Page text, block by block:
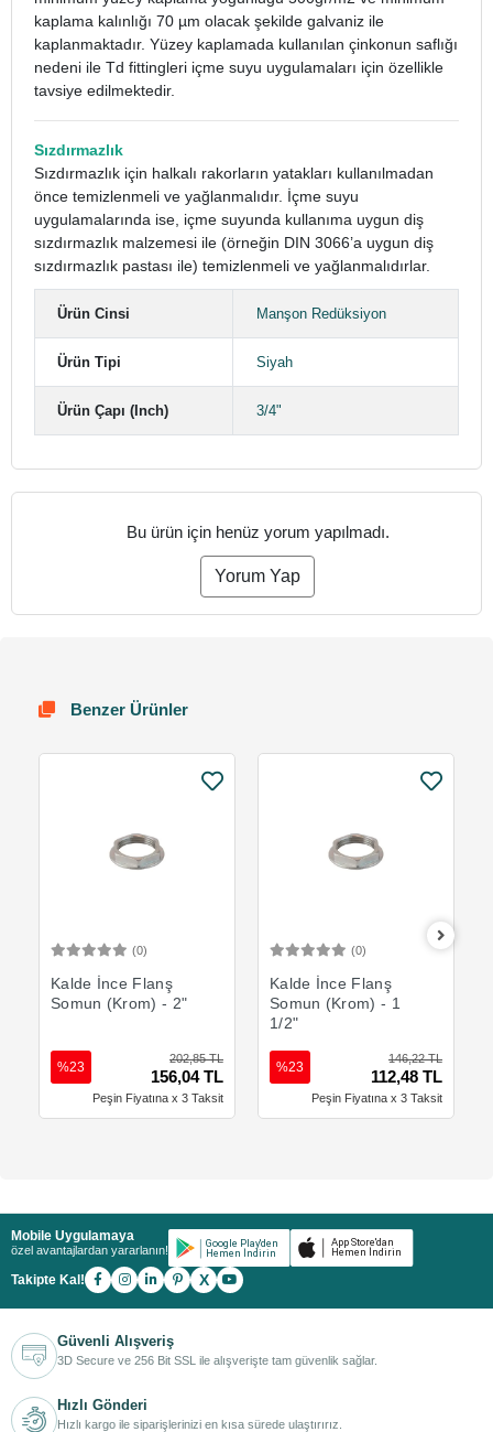
kaplama kalınlığı 70 µm olacak şekilde galvaniz ile
kaplanmaktadır. Yüzey kaplamada kullanılan çinkonun saflığı
nedeni ile Td fittingleri içme suyu uygulamaları için özellikle
tavsiye edilmektedir.
Sızdırmazlık
Sızdırmazlık için halkalı rakorların yatakları kullanılmadan
önce temizlenmeli ve yağlanmalıdır. İçme suyu
uygulamalarında ise, içme suyunda kullanıma uygun diş
sızdırmazlık malzemesi ile (örneğin DIN 3066’a uygun diş
sızdırmazlık pastası ile) temizlenmeli ve yağlanmalıdırlar.
Ürün Cinsi Manşon Redüksiyon
Ürün Tipi Siyah
Ürün Çapı (Inch) 3/4"
Bu ürün için henüz yorum yapılmadı.
Yorum Yap
Benzer Ürünler
(0)
Kalde İnce Flanş
Somun (Krom) - 2"
202,85 TL
156,04 TL
%23
Peşin Fiyatına x 3 Taksit
(0)
Kalde İnce Flanş
Somun (Krom) - 1
1/2"
146,22 TL
112,48 TL
%23
Peşin Fiyatına x 3 Taksit
Mobile Uygulamaya
özel avantajlardan yararlanın!
Takipte Kal! X
Güvenli Alışveriş
3D Secure ve 256 Bit SSL ile alışverişte tam güvenlik sağlar.
Hızlı Gönderi
Hızlı kargo ile siparişlerinizi en kısa sürede ulaştırırız.